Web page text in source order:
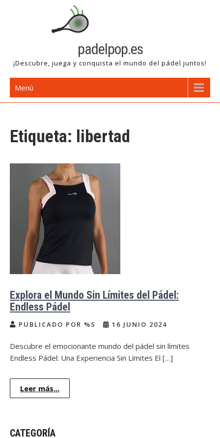
padelpop.es
¡Descubre, juega y conquista el mundo del pádel juntos!
Menú
Etiqueta: libertad
Explora el Mundo Sin Límites del Pádel:
Endless Pádel
PUBLICADO POR %S 16 JUNIO 2024
Descubre el emocionante mundo del pádel sin límites
Endless Pádel: Una Experiencia Sin Límites El […]
Leer más...
CATEGORÍA